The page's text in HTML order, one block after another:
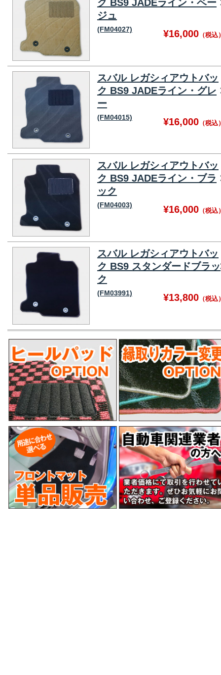
ク BS9 JADEライン・ベー
ジュ
(FM04027) ¥16,000 （税込
スバル レガシィアウトバッ
ク BS9 JADEライン・グレ
ー
(FM04015) ¥16,000 （税込
スバル レガシィアウトバッ
ク BS9 JADEライン・ブラ
ック
(FM04003) ¥16,000 （税込
スバル レガシィアウトバッ
ク BS9 スタンダードブラッ
ク
(FM03991) ¥13,800 （税込